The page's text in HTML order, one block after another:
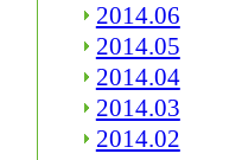
2014.06
2014.05
2014.04
2014.03
2014.02